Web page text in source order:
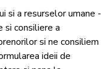
si a resurselor umane -
si consiliere a
si ne consiliem
ideii de